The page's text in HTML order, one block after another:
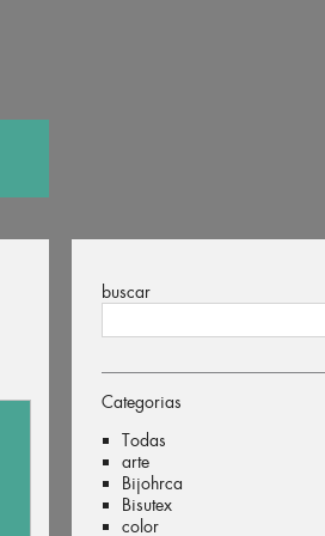
buscar
Categorias
Todas
arte
Bijohrca
Bisutex
color